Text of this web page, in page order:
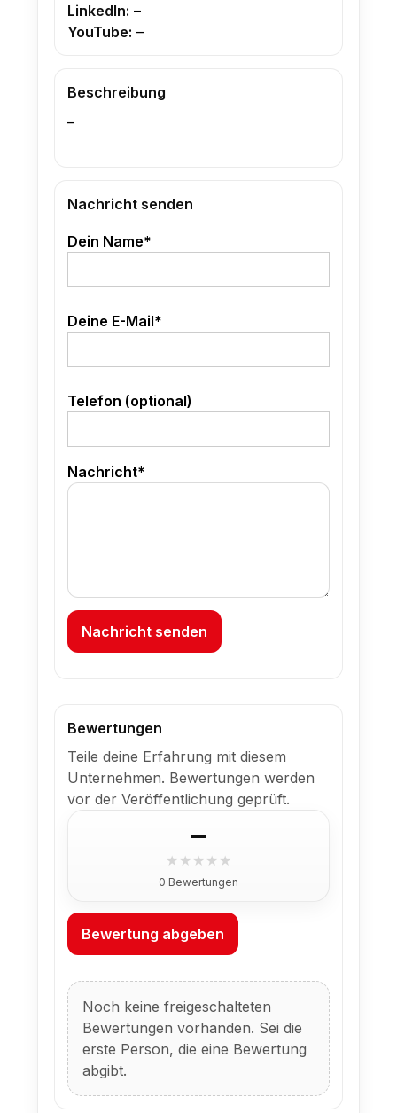
LinkedIn: –
YouTube: –
Beschreibung
–
Nachricht senden
Dein Name*
Deine E-Mail*
Telefon (optional)
Nachricht*
Nachricht senden
Bewertungen
Teile deine Erfahrung mit diesem
Unternehmen. Bewertungen werden
vor der Veröffentlichung geprüft.
–
★ ★ ★ ★ ★
0 Bewertungen
Bewertung abgeben
Noch keine freigeschalteten
Bewertungen vorhanden. Sei die
erste Person, die eine Bewertung
abgibt.